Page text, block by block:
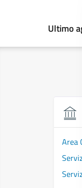
Ultimo
Area